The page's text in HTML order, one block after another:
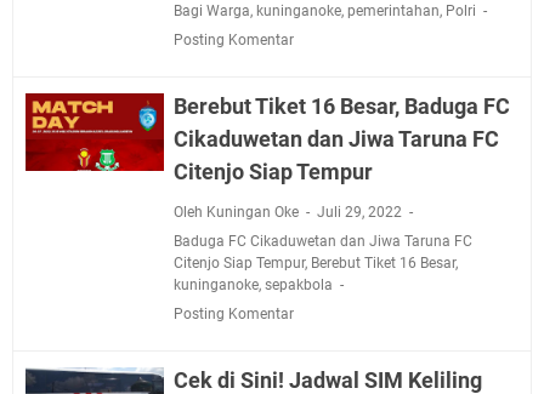
Bagi Warga, kuninganoke, pemerintahan, Polri
Posting Komentar
Berebut Tiket 16 Besar, Baduga FC
Cikaduwetan dan Jiwa Taruna FC
Citenjo Siap Tempur
Oleh Kuningan Oke
Juli 29, 2022
Baduga FC Cikaduwetan dan Jiwa Taruna FC
Citenjo Siap Tempur, Berebut Tiket 16 Besar,
kuninganoke, sepakbola
Posting Komentar
Cek di Sini! Jadwal SIM Keliling